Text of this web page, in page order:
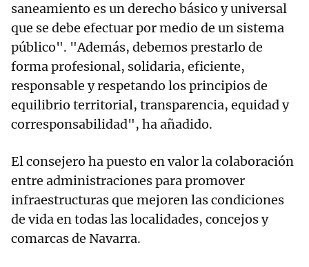
saneamiento es un derecho básico y universal
que se debe efectuar por medio de un sistema
público". "Además, debemos prestarlo de
forma profesional, solidaria, eficiente,
responsable y respetando los principios de
equilibrio territorial, transparencia, equidad y
corresponsabilidad", ha añadido.
El consejero ha puesto en valor la colaboración
entre administraciones para promover
infraestructuras que mejoren las condiciones
de vida en todas las localidades, concejos y
comarcas de Navarra.